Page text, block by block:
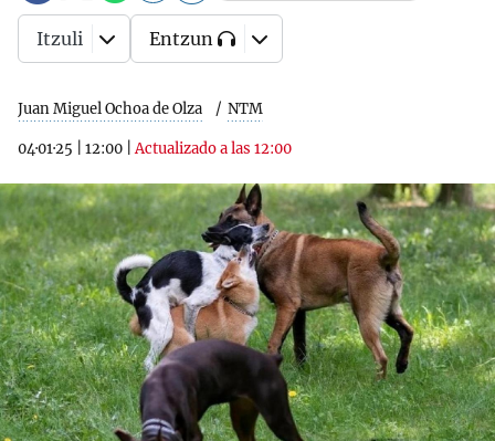
Juan Miguel Ochoa de Olza NTM
04·01·25 12:00 |Actualizado a las 12:00
Itzuli Entzun